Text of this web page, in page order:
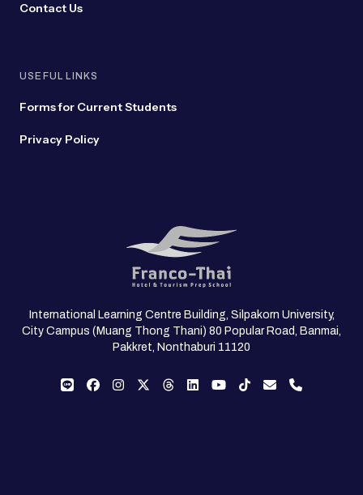
International Learning Centre Building, Silpakorn University,
City Campus (Muang Thong Thani) 80 Popular Road, Banmai,
Pakkret, Nonthaburi 11120
Contact Us
USEFUL LINKS
Forms for Current Students
Privacy Policy